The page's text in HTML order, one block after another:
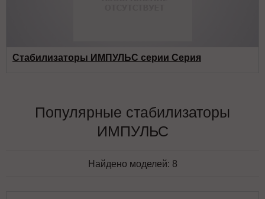
Стабилизаторы ИМПУЛЬС серии Серия
Популярные стабилизаторы
ИМПУЛЬС
Найдено моделей: 8